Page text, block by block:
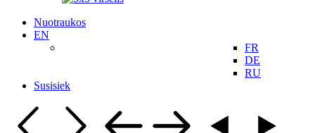
Nuotraukos
EN
FR
DE
RU
Susisiek